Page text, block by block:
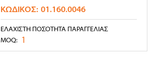
ΚΩΔΙΚΌΣ: 01.160.0046
ΕΛΆΧΙΣΤΗ ΠΟΣΌΤΗΤΑ ΠΑΡΑΓΓΕΛΊΑΣ
MOQ: 1